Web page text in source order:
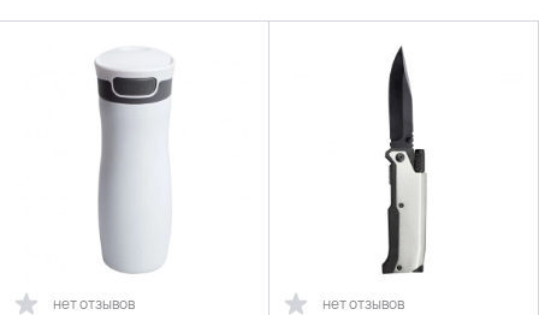
нет отзывов нет отзывов